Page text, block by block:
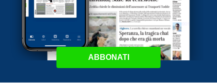
ABBONATI